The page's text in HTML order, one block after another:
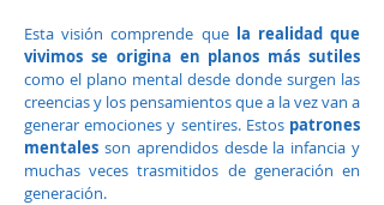
Esta visión comprende que la realidad que
vivimos se origina en planos más sutiles
como el plano mental desde donde surgen las
creencias y los pensamientos que a la vez van a
generar emociones y sentires. Estos patrones
mentales son aprendidos desde la infancia y
muchas veces trasmitidos de generación en
generación.